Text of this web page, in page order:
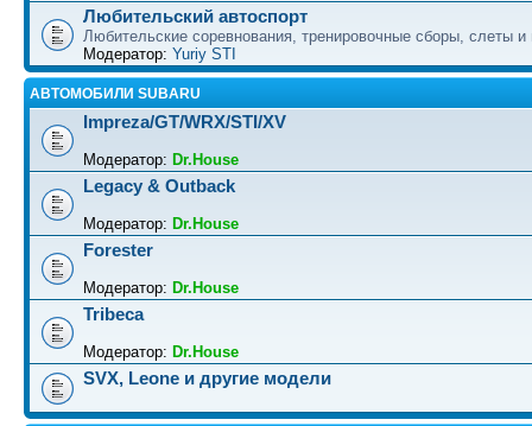
Любительский автоспорт
Любительские соревнования, тренировочные сборы, слеты и
Модератор: Yuriy STI
АВТОМОБИЛИ SUBARU
Impreza/GT/WRX/STI/XV
Модератор: Dr.House
Legacy & Outback
Модератор: Dr.House
Forester
Модератор: Dr.House
Tribeca
Модератор: Dr.House
SVX, Leone и другие модели